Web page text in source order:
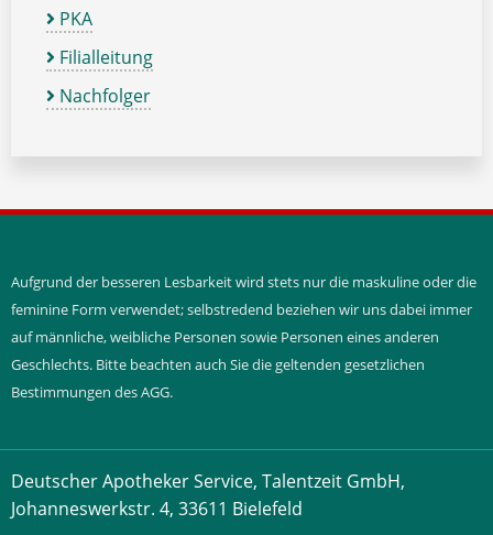
PKA
Filialleitung
Nachfolger
Aufgrund der besseren Lesbarkeit wird stets nur die maskuline oder die
feminine Form verwendet; selbstredend beziehen wir uns dabei immer
auf männliche, weibliche Personen sowie Personen eines anderen
Geschlechts. Bitte beachten auch Sie die geltenden gesetzlichen
Bestimmungen des AGG.
Deutscher Apotheker Service, Talentzeit GmbH,
Johanneswerkstr. 4, 33611 Bielefeld